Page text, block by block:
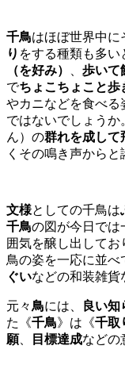
千鳥はほぼ世界中に
り をする種類も多
（を好み）
、 歩いて
でちょこちょこと歩
やカニなどを食べる
ではないでしょうか
ん）の群れを成して
くその鳴き声からと
文様としての千鳥は
千鳥の図が今日では
囲気を醸し出して
鳥の姿を一応に並べ
ぐいなどの和装雑貨
元々鳥には、 良い知
た《千鳥》は《千取
願、 目標達成などの